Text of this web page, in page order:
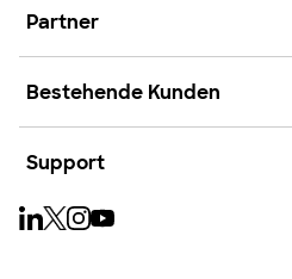
Partner
Bestehende Kunden
Support